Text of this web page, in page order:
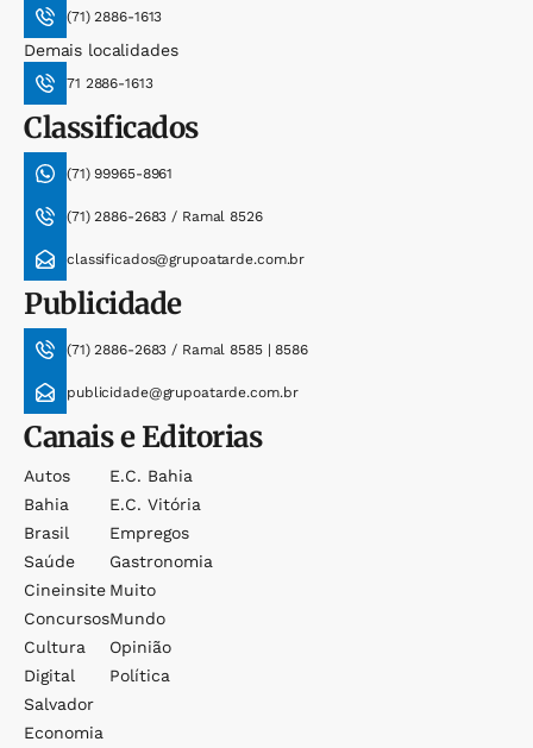
(71) 2886-1613
Demais localidades
71 2886-1613
Classificados
(71) 99965-8961
(71) 2886-2683 / Ramal 8526
classificados@grupoatarde.com.br
Publicidade
(71) 2886-2683 / Ramal 8585 | 8586
publicidade@grupoatarde.com.br
Canais e Editorias
Autos
Bahia
Brasil
Saúde
Cineinsite
Concursos
Cultura
Digital
Salvador
Economia
E.c. Bahia
E.c. Vitória
Empregos
Gastronomia
Muito
Mundo
Opinião
Política